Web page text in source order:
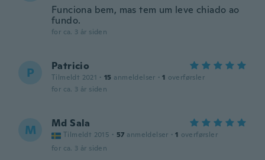
Funciona bem, mas tem um leve chiado ao
fundo.
for ca. 3 år siden
P Patricio
Tilmeldt 2021 · 15 anmeldelser · 1 overførsler
for ca. 3 år siden
M Md Sala
Tilmeldt 2015 · 57 anmeldelser · 1 overførsler
for ca. 3 år siden